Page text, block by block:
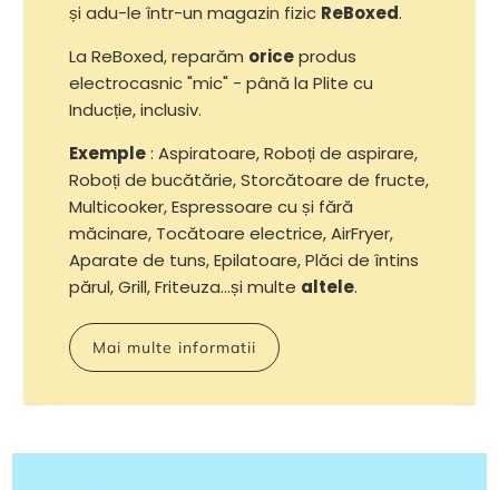
și adu-le într-un magazin fizic ReBoxed.
La ReBoxed, reparăm oriceprodus
electrocasnic "mic" - până la Plite cu
Inducție, inclusiv.
Exemple: Aspiratoare, Roboți de aspirare,
Roboți de bucătărie, Storcătoare de fructe,
Multicooker, Espressoare cu și fără
măcinare, Tocătoare electrice, AirFryer,
Aparate de tuns, Epilatoare, Plăci de întins
părul, Grill, Friteuza...și multe altele.
Mai multe informatii